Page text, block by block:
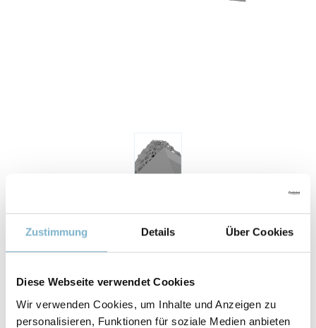
Zustimmung Details Über Cookies
Diese Webseite verwendet Cookies
Wir verwenden Cookies, um Inhalte und Anzeigen zu
personalisieren, Funktionen für soziale Medien anbieten
Eigenschaften
ZUGFESTIGKEIT